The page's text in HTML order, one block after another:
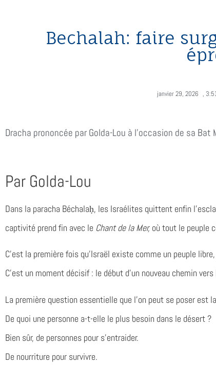
Bechalah: faire
janvier 29, 2026 ,
Dracha prononcée par Golda-Lou à l'occasion de sa
Par Golda-Lou
Dans la paracha Béchalaḥ, les Israélites quittent enfin
captivité prend fin avec le Chant de la Mer, où tout le peuple
C’est la première fois qu’Israël existe comme un peuple
C’est un moment décisif : le début d’un nouveau chemin
La première question essentielle que l’on peut se poser est
De quoi une personne a-t-elle le plus besoin dans le désert ?
Bien sûr, de personnes pour s’entraider.
De nourriture pour survivre.